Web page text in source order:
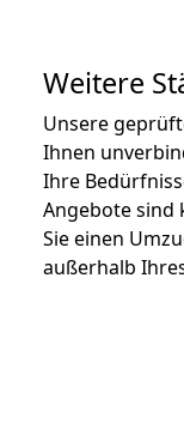
Weitere
Unsere
Ihnen
Ihre
Angebote sind
Sie einen
außerhalb